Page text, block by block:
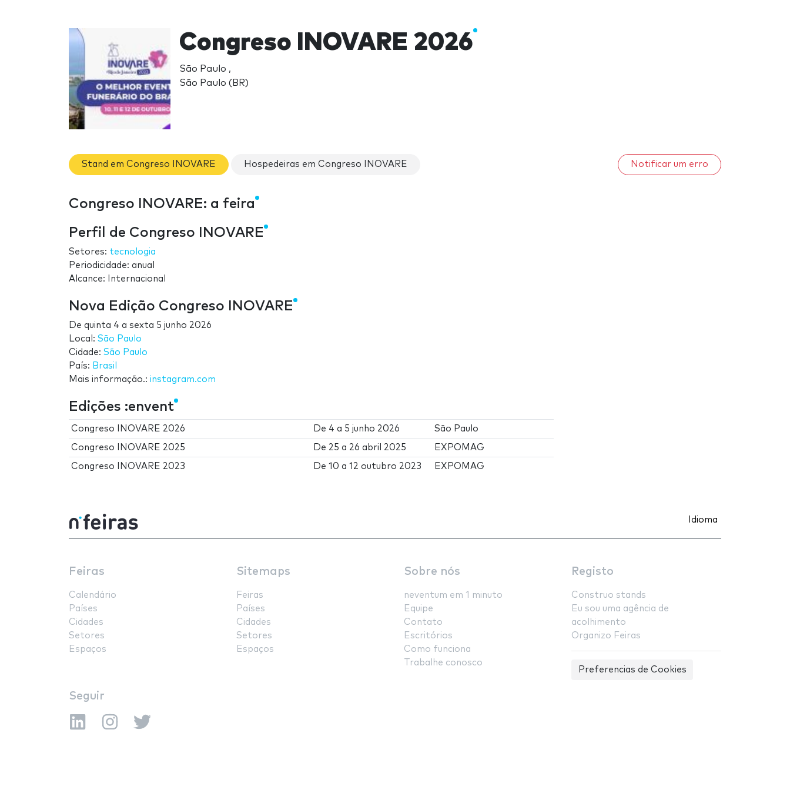
Congreso INOVARE 2026
São Paulo ,
São Paulo (BR)
Stand em Congreso INOVARE Hospedeiras em Congreso INOVARE Notificar um erro
Congreso INOVARE: a feira
Perfil de Congreso INOVARE
Setores: tecnologia
Periodicidade: anual
Alcance: Internacional
Nova Edição Congreso INOVARE
De quinta 4 a sexta 5 junho 2026
Local: São Paulo
Cidade: São Paulo
País: Brasil
Mais informação.: instagram.com
Edições :envent
Congreso INOVARE 2026 De 4 a 5 junho 2026 São Paulo
Congreso INOVARE 2025 De 25 a 26 abril 2025 EXPOMAG
Congreso INOVARE 2023 De10 a12 outubro 2023 EXPOMAG
Idioma
Feiras
Calendário
Países
Cidades
Setores
Espaços
Sitemaps
Feiras
Países
Cidades
Setores
Espaços
Sobre nós
neventum em 1 minuto
Equipe
Contato
Escritórios
Como funciona
Trabalhe conosco
Registo
Construo stands
Eu sou uma agência de
acolhimento
Organizo Feiras
Preferencias de Cookies
Seguir